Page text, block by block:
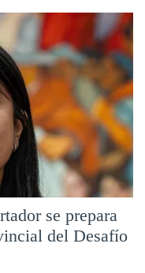
se prepara
del Desafío